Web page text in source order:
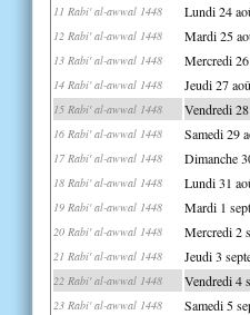
11 Rabi' al-awwal 1448 Lundi 24
12 Rabi' al-awwal 1448 Mardi 25
13 Rabi' al-awwal 1448 Mercredi
14 Rabi' al-awwal 1448 Jeudi 27
15 Rabi' al-awwal 1448 Vendredi
16 Rabi' al-awwal 1448 Samedi 29
17 Rabi' al-awwal 1448 Dimanche
18 Rabi' al-awwal 1448 Lundi 31
19 Rabi' al-awwal 1448 Mardi 1
20 Rabi' al-awwal 1448 Mercredi 2
21 Rabi' al-awwal 1448 Jeudi 3
22 Rabi' al-awwal 1448 Vendredi 4
23 Rabi' al-awwal 1448 Samedi 5